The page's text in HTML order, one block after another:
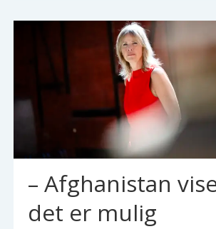
– Afghanistan
det er mulig